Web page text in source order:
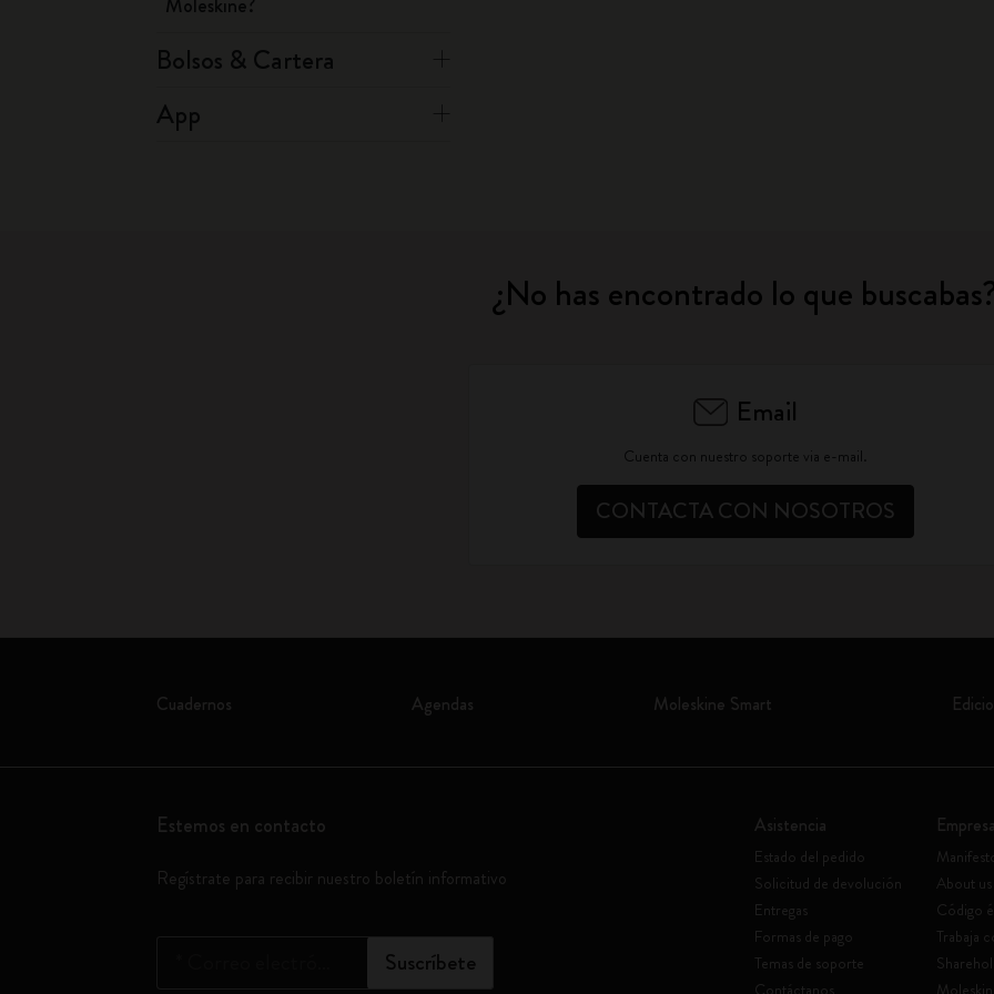
Bolsos & Cartera
App
¿No has encontrado lo que
Email
Cuenta con nuestro soporte via e-mail.
CONTACTA CON NOSOTROS
Cuadernos Agendas Moleskine Smart
Estemos en contacto
Regístrate para recibir nuestro boletín informativo
Suscríbete
Asistencia
Estado del pedido
Solicitud de devolución
Entregas
Formas de pago
Temas de soporte
Contáctanos
About us
Código
Trabaja